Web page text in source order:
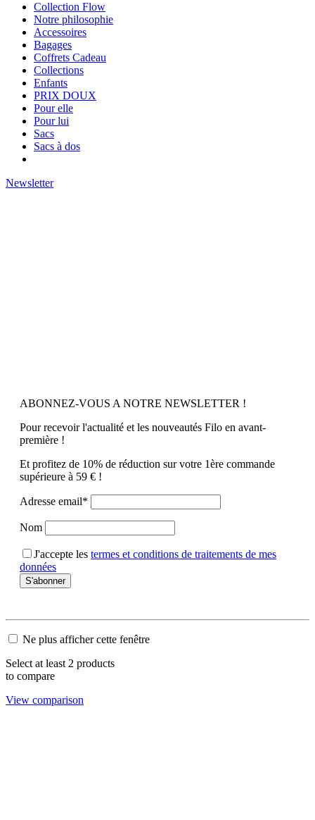
Collection Flow
Notre philosophie
Accessoires
Bagages
Coffrets Cadeau
Collections
Enfants
PRIX DOUX
Pour elle
Pour lui
Sacs
Sacs à dos
Newsletter
ABONNEZ-VOUS A NOTRE NEWSLETTER !
Pour recevoir l'actualité et les nouveautés Filo en avant-
première !
Et profitez de 10% de réduction sur votre 1ère commande
supérieure à 59 € !
Adresse email*
Nom
J'accepte les termes et conditions de traitements de mes
données
Ne plus afficher cette fenêtre
Select at least 2 products
to compare
View comparison